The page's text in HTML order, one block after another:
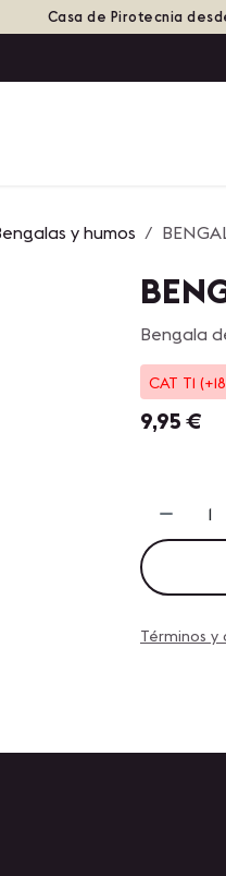
Casa de Pirotecnia
y humos
Bengala
CAT T1
9,95 €
Términos y